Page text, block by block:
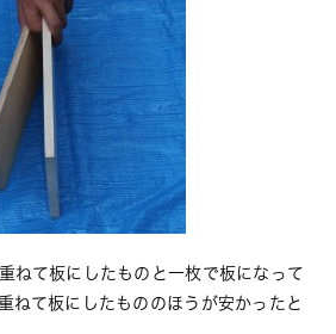
ねて板にしたものと一枚で板になって
ねて板にしたもののほうが安かったと